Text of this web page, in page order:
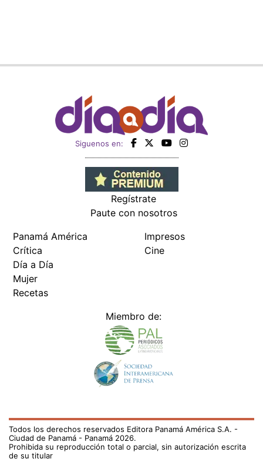
Siguenos en:
Regístrate
Paute con nosotros
Panamá América
Crítica
Día a Día
Mujer
Recetas
Impresos
Cine
Miembro de:
Todos los derechos reservados Editora Panamá América S.A. -
Ciudad de Panamá - Panamá 2026.
Prohibida su reproducción total o parcial, sin autorización escrita
de su titular